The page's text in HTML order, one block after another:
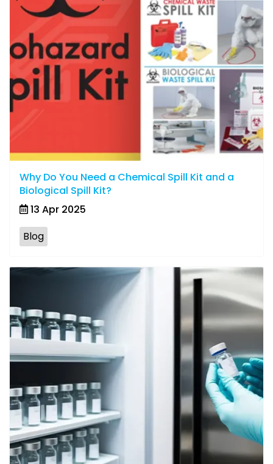
Why Do You Need a Chemical Spill Kit and a
Biological Spill Kit?
13 Apr 2025
Blog